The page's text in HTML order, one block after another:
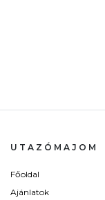
UTAZÓMAJOM
Főoldal
Ajánlatok